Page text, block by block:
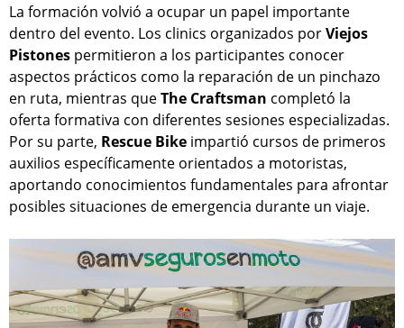
La formación volvió a ocupar un papel importante
dentro del evento. Los clinics organizados porViejos
Pistones permitieron a los participantes conocer
aspectos prácticos como la reparación de un pinchazo
en ruta, mientras queThe Craftsman completó la
oferta formativa con diferentes sesiones especializadas.
Por su parte, Rescue Bike impartió cursos de primeros
auxilios específicamente orientados a motoristas,
aportando conocimientos fundamentales para afrontar
posibles situaciones de emergencia durante un viaje.